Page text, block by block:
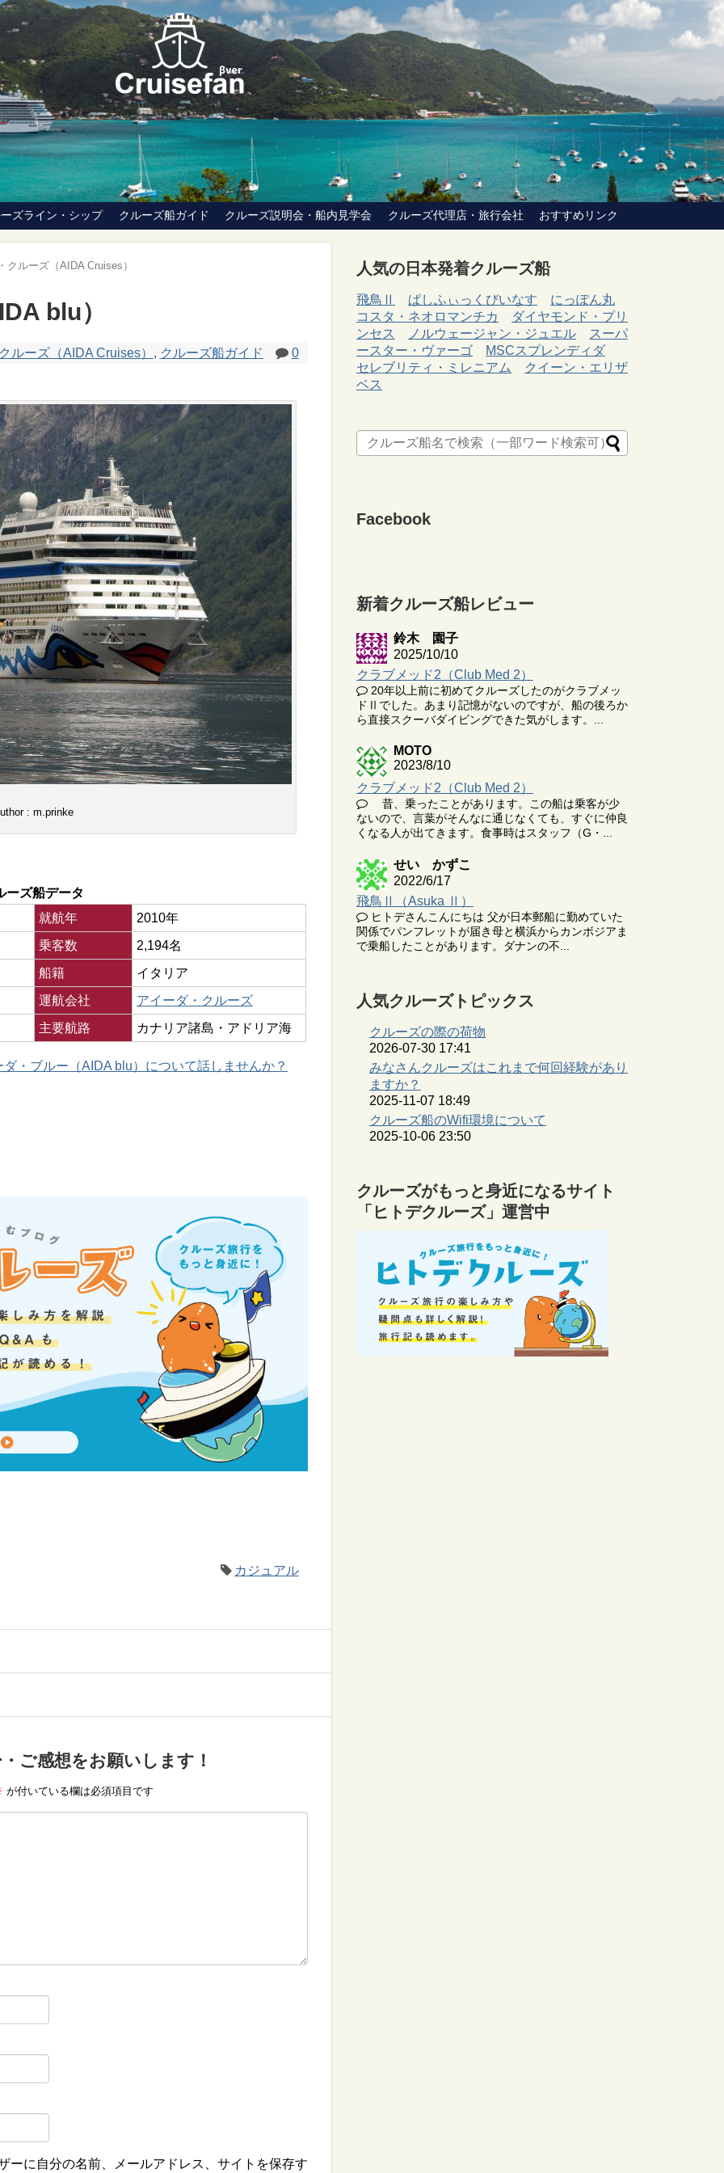
ズライン・シップ クルーズ船ガイド クルーズ説明会・船内見学会 クルーズ代理店・旅行会社 おすすめリンク
クルーズ（AIDA Cruises）
blu）
ルーズ（AIDA Cruises） , クルーズ船ガイド 0
: m.prinke
ーズ船データ
就航年
2010年
乗客数
2,194名
船籍
イタリア
運航会社
アイーダ・クルーズ
主要航路
カナリア諸島・アドリア海
・ブルー（AIDA blu）について話しませんか？
カジュアル
ご感想をお願いします！
が付いている欄は必須項目です
ーに自分の名前、メールアドレス、サイトを保存す
人気の日本発着クルーズ船
飛鳥Ⅱ ぱしふぃっくびいなす
にっぽん丸
コスタ・ネオロマンチカ
ダイヤモンド・プリ
ンセス
ノルウェージャン・ジュエル
スーパ
ースター・ヴァーゴ
MSCスプレンディダ
セレブリティ・ミレニアム
クイーン・エリザ
ベス
Facebook
新着クルーズ船レビュー
鈴木 園子
2025/10/10
クラブメッド2（Club Med 2）
20年以上前に初めてクルーズしたのがクラブメッ
ドⅡでした。あまり記憶がないのですが、船の後ろか
ら直接スクーバダイビングできた気がします。...
MOTO
2023/8/10
クラブメッド2（Club Med 2）
昔、乗ったことがあります。この船は乗客が少
ないので、言葉がそんなに通じなくても、すぐに仲良
くなる人が出てきます。食事時はスタッフ（G・...
せい かずこ
2022/6/17
飛鳥Ⅱ（Asuka Ⅱ）
ヒトデさんこんにちは 父が日本郵船に勤めていた
関係でパンフレットが届き母と横浜からカンボジアま
で乗船したことがあります。ダナンの不...
人気クルーズトピックス
クルーズの際の荷物
2026-07-30 17:41
みなさんクルーズはこれまで何回経験があり
ますか？
2025-11-07 18:49
クルーズ船のWifi環境について
2025-10-06 23:50
クルーズがもっと身近になるサイト
「ヒトデクルーズ」運営中